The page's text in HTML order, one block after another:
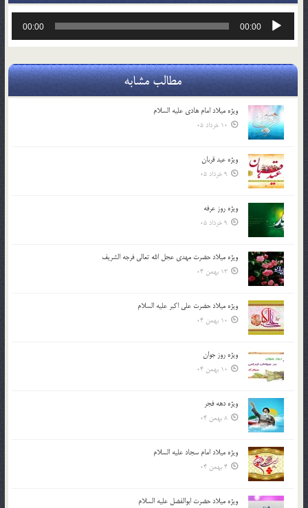
پخش‌کننده
00:00
00:00
مطالب مشابه
ویژه میلاد امام هادی علیه السلام
10 خرداد 05
ویژه عید قربان
9 خرداد 05
ویژه روز عرفه
9 خرداد 05
ویژه میلاد حضرت مهدی عجل الله تعالی فرجه الشريف
13 بهمن 04
ویژه میلاد حضرت علی اکبر علیه السلام
10 بهمن 04
ویژه روز جوان
10 بهمن 04
ویژه دهه فجر
8 بهمن 04
ویژه میلاد امام سجاد علیه السلام
4 بهمن 04
ویژه میلاد حضرت ابوالفضل علیه السلام